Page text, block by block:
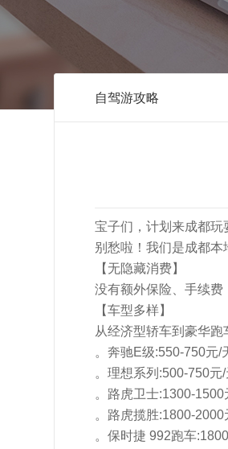
自驾游攻略
宝子们，计划来成都玩
别愁啦！我们是成都
【无隐藏消费】
没有额外保险、手续费
【车型多样】
从经济型轿车到豪华跑
。奔驰E级:550-750元/
。理想系列:500-750元/
。路虎卫士:1300-1500
。路虎揽胜:1800-2000
。保时捷 992跑车